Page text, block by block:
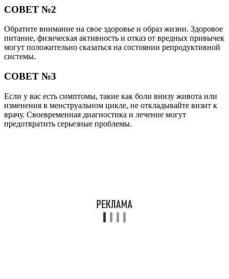
СОВЕТ №2
Обратите внимание на свое здоровье и образ жизни. Здоровое
питание, физическая активность и отказ от вредных привычек
могут положительно сказаться на состоянии репродуктивной
системы.
СОВЕТ №3
Если у вас есть симптомы, такие как боли внизу живота или
изменения в менструальном цикле, не откладывайте визит к
врачу. Своевременная диагностика и лечение могут
предотвратить серьезные проблемы.